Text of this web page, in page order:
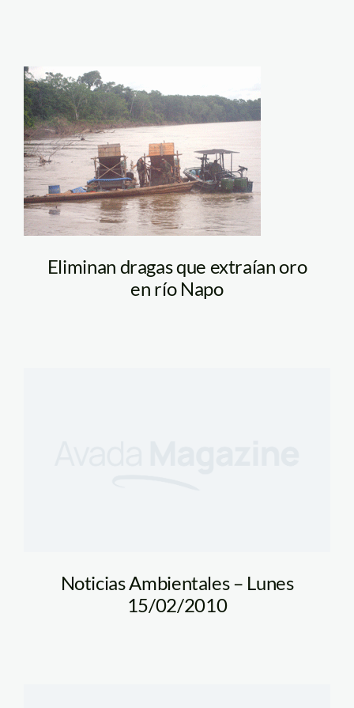
napo_dragas_marina
Eliminan dragas que extraían oro
en río Napo
Noticias Ambientales – Lunes
15/02/2010